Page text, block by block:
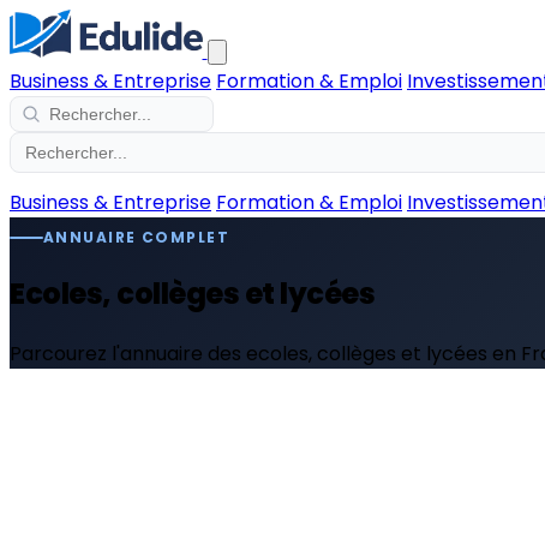
Business & Entreprise Formation & Emploi
Business & Entreprise Formation & Emploi
ANNUAIRE COMPLET
Ecoles, collèges et lycées
Parcourez l'annuaire des ecoles, collèges et lycées en